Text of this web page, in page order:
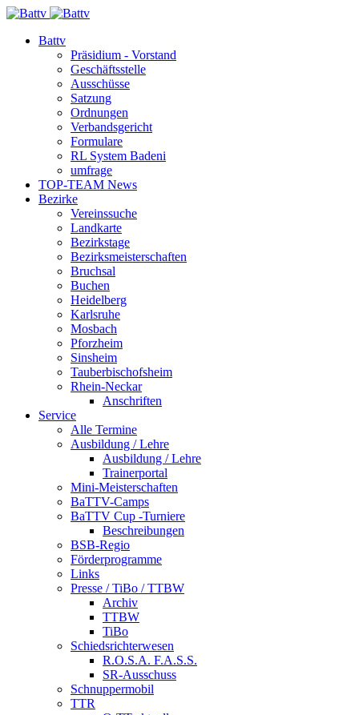
Battv
Präsidium - Vorstand
Geschäftsstelle
Ausschüsse
Satzung
Ordnungen
Verbandsgericht
Formulare
RL System Badeni
umfrage
TOP-TEAM News
Bezirke
Vereinssuche
Landkarte
Bezirkstage
Bezirksmeisterschaften
Bruchsal
Buchen
Heidelberg
Karlsruhe
Mosbach
Pforzheim
Sinsheim
Tauberbischofsheim
Rhein-Neckar
Anschriften
Service
Alle Termine
Ausbildung / Lehre
Ausbildung / Lehre
Trainerportal
Mini-Meisterschaften
BaTTV-Camps
BaTTV Cup -Turniere
Beschreibungen
BSB-Regio
Förderprogramme
Links
Presse / TiBo / TTBW
Archiv
TTBW
TiBo
Schiedsrichterwesen
R.O.S.A. F.A.S.S.
SR-Ausschuss
Schnuppermobil
TTR